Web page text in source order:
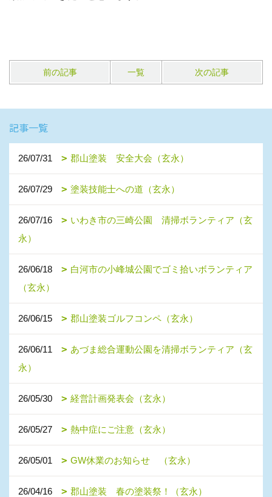
前の記事 一覧 次の記事
記事一覧
26/07/31 郡山塗装 安全大会（玄永）
26/07/29 塗装技能士への道（玄永）
26/07/16
いわき市の三崎公園 清掃ボランティア（玄
永）
26/06/18
白河市の小峰城公園でゴミ拾いボランティア
（玄永）
26/06/15 郡山塗装ゴルフコンペ（玄永）
26/06/11
あづま総合運動公園を清掃ボランティア（玄
永）
26/05/30 経営計画発表会（玄永）
26/05/27 熱中症にご注意（玄永）
26/05/01 GW休業のお知らせ （玄永）
26/04/16 郡山塗装 春の塗装祭！（玄永）